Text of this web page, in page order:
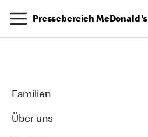
Pressebereich McDonald's
Familien
Über uns